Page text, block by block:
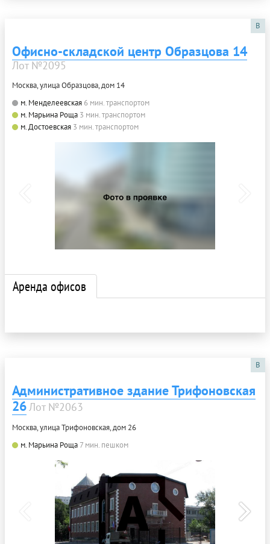
B
Офисно-складской центр Образцова 14
Лот №2095
Москва, улица Образцова, дом 14
м. Менделеевская 6 мин. транспортом
м. Марьина Роща 3 мин. транспортом
м. Достоевская 3 мин. транспортом
Аренда офисов
B
Административное здание Трифоновская
26Лот №2063
Москва, улица Трифоновская, дом 26
м. Марьина Роща 7 мин. пешком